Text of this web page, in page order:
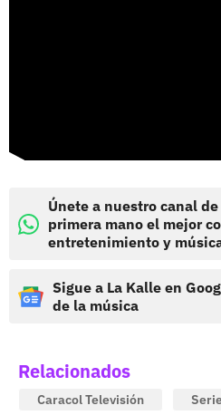
Únete a nuestro canal
primera mano el mejor
entretenimiento y
Sigue a La Kalle en
de la música
Relacionados
Caracol Televisión